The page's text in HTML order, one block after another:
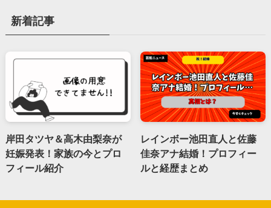
新着記事
岸田タツヤ＆高木由梨奈が
妊娠発表！家族の今とプロ
フィール紹介
レインボー池田直人と佐藤
佳奈アナ結婚！プロフィー
ルと経歴まとめ